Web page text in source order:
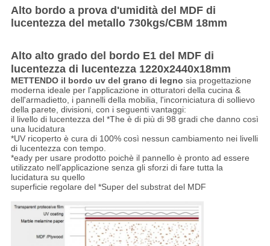
Alto bordo a prova d'umidità del MDF di
lucentezza del metallo 730kgs/CBM 18mm
Alto alto grado del bordo E1 del MDF di
lucentezza di lucentezza 1220x2440x18mm
METTENDO il bordo uv del grano di legno sia progettazione
moderna ideale per l'applicazione in otturatori della cucina &
dell'armadietto, i pannelli della mobilia, l'incorniciatura di sollievo
della parete, divisioni, con i seguenti vantaggi:
il livello di lucentezza del *The è di più di 98 gradi che danno così
una lucidatura
*UV ricoperto è cura di 100% così nessun cambiamento nei livelli
di lucentezza con tempo.
*eady per usare prodotto poichè il pannello è pronto ad essere
utilizzato nell'applicazione senza gli sforzi di fare tutta la
lucidatura su quello
superficie regolare del *Super del substrat del MDF